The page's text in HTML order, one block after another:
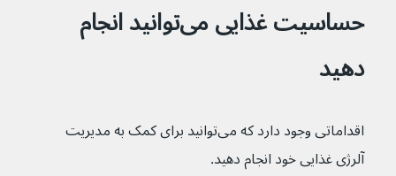
حساسیت غذایی می‌توانید انجام
دهید
اقداماتی وجود دارد که می‌توانید برای کمک به مدیریت
آلرژی غذایی خود انجام دهید.